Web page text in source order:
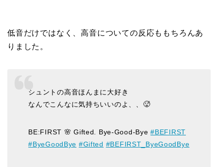
低音だけではなく、高音についての反応ももちろんあ
りました。
シュントの高音ほんまに大好き
なんでこんなに気持ちいいのよ、、🥵
BE:FIRST 🌸 Gifted. Bye-Good-Bye#BEFIRST
#ByeGoodBye #Gifted #BEFIRST_ByeGoodBye